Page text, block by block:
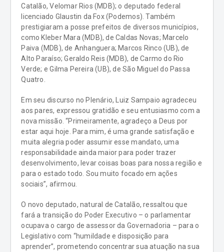
Catalão, Velomar Rios (MDB); o deputado federal
licenciado Glaustin da Fox (Podemos). Também
prestigiaram a posse prefeitos de diversos municípios,
como Kleber Mara (MDB), de Caldas Novas; Marcelo
Paiva (MDB), de Anhanguera; Marcos Rinco (UB), de
Alto Paraíso; Geraldo Reis (MDB), de Carmo do Rio
Verde; e Gilma Pereira (UB), de São Miguel do Passa
Quatro.
Em seu discurso no Plenário, Luiz Sampaio agradeceu
aos pares, expressou gratidão e seu entusiasmo com a
nova missão. “Primeiramente, agradeço a Deus por
estar aqui hoje. Para mim, é uma grande satisfação e
muita alegria poder assumir esse mandato, uma
responsabilidade ainda maior para poder trazer
desenvolvimento, levar coisas boas para nossa região e
para o estado todo. Sou muito focado em ações
sociais”, afirmou.
O novo deputado, natural de Catalão, ressaltou que
fará a transição do Poder Executivo – o parlamentar
ocupava o cargo de assessor da Governadoria – para o
Legislativo com “humildade e disposição para
aprender”, prometendo concentrar sua atuação na sua